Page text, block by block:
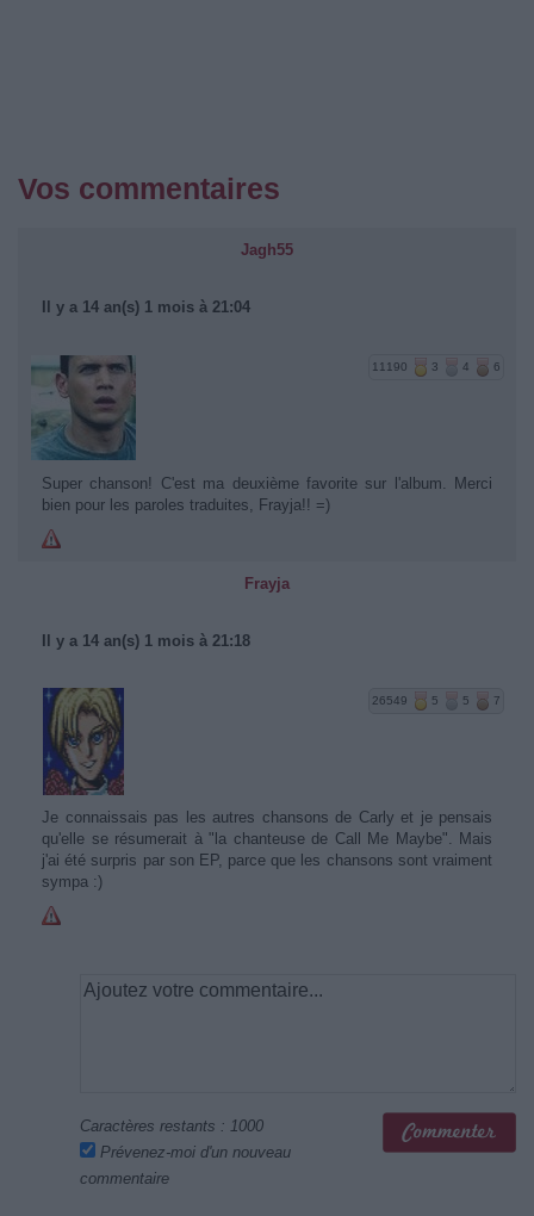
Vos commentaires
Jagh55
Il y a 14 an(s) 1 mois à 21:04
11190 3 4 6
Super chanson! C'est ma deuxième favorite sur l'album. Merci
bien pour les paroles traduites, Frayja!! =)
Frayja
Il y a 14 an(s) 1 mois à 21:18
26549 5 5 7
Je connaissais pas les autres chansons de Carly et je pensais
qu'elle se résumerait à "la chanteuse de Call Me Maybe". Mais
j'ai été surpris par son EP, parce que les chansons sont vraiment
sympa :)
Caractères restants : 1000
Prévenez-moi d'un nouveau
commentaire